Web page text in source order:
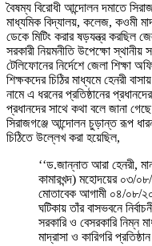
বৈষম্য বিরোধী আন্দোলন দমাতে
মাধ্যমিক বিদ্যালয়, কলেজ, কওমী
ডেকে মিটিং করার ষড়যন্ত্র করছিল
সরকারী নিয়মনীতি উপেক্ষো
টেলিফোনের নির্দেশে জেলা শিক্ষা
শিক্ষকদের চিঠির মাধ্যমে হেনরী
নামে এ ধরনের প্রতিষ্ঠানের
প্রধানদের সাথে কথা বলে জানা
সিরাজগঞ্জে আন্দোলন চুড়ান্ত রূপ
চিঠিতে উল্লেখ করা হয়েছিল,
‘‘ড.জান্নাত আরা হেনরী,
কামারখন্দ) মহোদয়ের ০৩/০৮/
মোতাবেক আগামী ০৪/০৮/
ঘটিকায় তাঁর বাসভবনে
সরকারি ও বেসরকারি নিম্ন
মাদ্রাসা ও কারিগরি